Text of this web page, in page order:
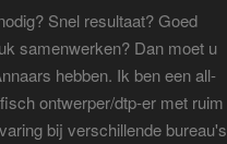
Snel resultaat? Goed
samenwerken? Dan moet u
hebben. Ik ben een all-
ontwerper/dtp-er met ruim
bij verschillende